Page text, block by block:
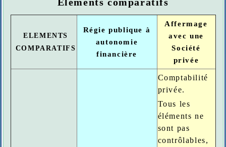
Eléments comparatifs
ELEMENTS
COMPARATIFS
Régie publique à
autonomie
financière
Affermage
avec une
Société
privée
Comptabilité
privée.
Tous les
éléments ne
sont pas
contrôlables,